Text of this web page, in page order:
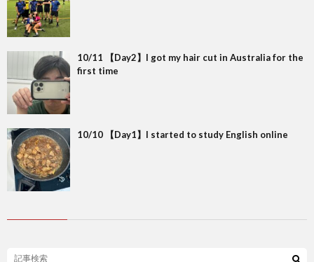
10/11 【Day2】I got my hair cut in Australia for the
first time
10/10 【Day1】I started to study English online